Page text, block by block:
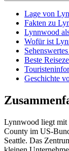
Lage von
Fakten zu
Lynnwood
Wofür ist
Beste
Geschichte
Lynnwood liegt mit
County im US-
Seattle. Das